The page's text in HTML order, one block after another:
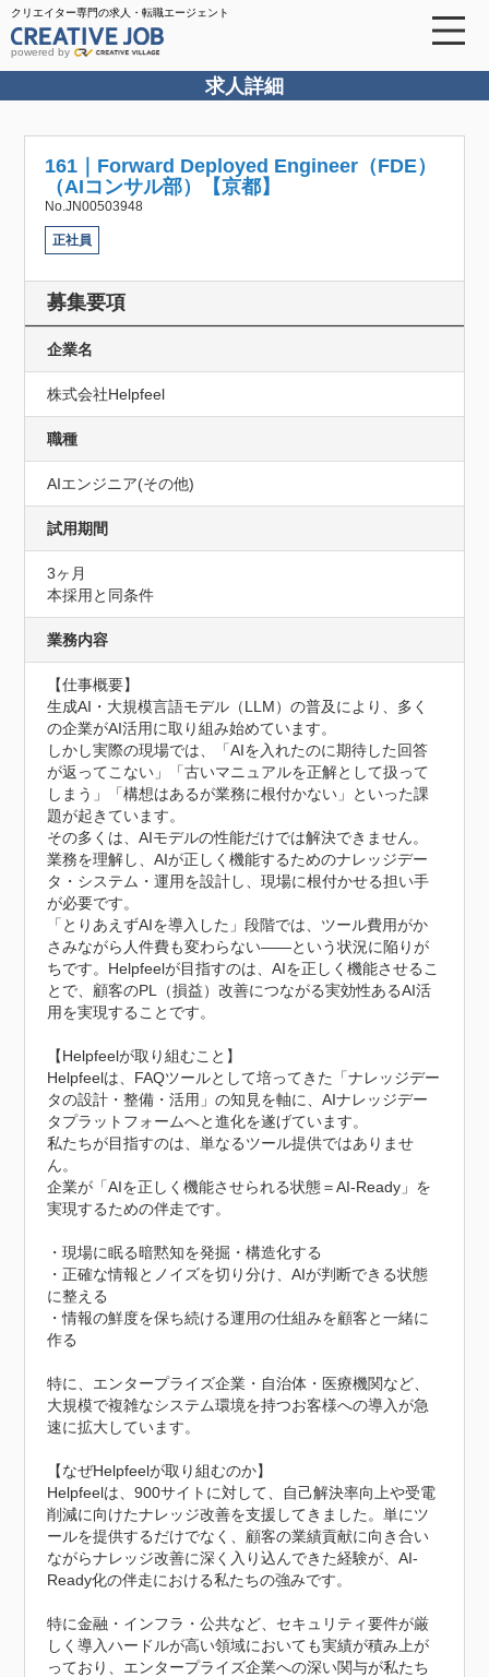
クリエイター専門の求人・転職エージェント
powered by
求人詳細
161｜Forward Deployed Engineer（FDE）
（AIコンサル部）【京都】
No.JN00503948
正社員
募集要項
企業名
株式会社Helpfeel
職種
AIエンジニア(その他)
試用期間
3ヶ月
本採用と同条件
業務内容
【仕事概要】
生成AI・大規模言語モデル（LLM）の普及により、多く
の企業がAI活用に取り組み始めています。
しかし実際の現場では、「AIを入れたのに期待した回答
が返ってこない」「古いマニュアルを正解として扱って
しまう」「構想はあるが業務に根付かない」といった課
題が起きています。
その多くは、AIモデルの性能だけでは解決できません。
業務を理解し、AIが正しく機能するためのナレッジデー
タ・システム・運用を設計し、現場に根付かせる担い手
が必要です。
「とりあえずAIを導入した」段階では、ツール費用がか
さみながら人件費も変わらない――という状況に陥りが
ちです。Helpfeelが目指すのは、AIを正しく機能させるこ
とで、顧客のPL（損益）改善につながる実効性あるAI活
用を実現することです。
【Helpfeelが取り組むこと】
Helpfeelは、FAQツールとして培ってきた「ナレッジデー
タの設計・整備・活用」の知見を軸に、AIナレッジデー
タプラットフォームへと進化を遂げています。
私たちが目指すのは、単なるツール提供ではありませ
ん。
企業が「AIを正しく機能させられる状態＝AI-Ready」を
実現するための伴走です。
・現場に眠る暗黙知を発掘・構造化する
・正確な情報とノイズを切り分け、AIが判断できる状態
に整える
・情報の鮮度を保ち続ける運用の仕組みを顧客と一緒に
作る
特に、エンタープライズ企業・自治体・医療機関など、
大規模で複雑なシステム環境を持つお客様への導入が急
速に拡大しています。
【なぜHelpfeelが取り組むのか】
Helpfeelは、900サイトに対して、自己解決率向上や受電
削減に向けたナレッジ改善を支援してきました。単にツ
ールを提供するだけでなく、顧客の業績貢献に向き合い
ながらナレッジ改善に深く入り込んできた経験が、AI-
Ready化の伴走における私たちの強みです。
特に金融・インフラ・公共など、セキュリティ要件が厳
しく導入ハードルが高い領域においても実績が積み上が
っており、エンタープライズ企業への深い関与が私たち